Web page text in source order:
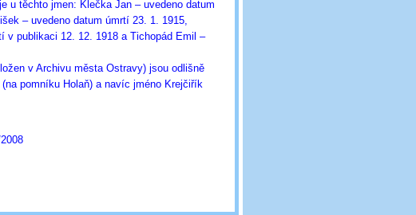
u těchto jmen: Klečka Jan – uvedeno datum
– uvedeno datum úmrtí 23. 1. 1915,
v publikaci 12. 12. 1918 a Tichopád Emil –
v Archivu města Ostravy) jsou odlišně
pomníku Holaň) a navíc jméno Krejčiřík